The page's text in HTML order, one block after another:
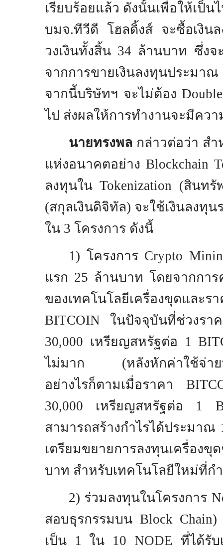
เรียบร้อยแล้ว ดังนั้นเพื่อให้เป็
บมจ.ทีวีดี โฮลดิ้งส์ จะซื้อเงิน
วงเงินทั้งสิ้น 34 ล้านบาท ซึ่ง
จากการขายเงินลงทุนประมาณ
จากนี้บริษัทฯ จะไม่ต้อง
ไป ส่งผลให้การทํางานจะมีคว
นายทรงพล กล่าวต่อว่า ส
แห่งอนาคตอย่าง Blockchain
ลงทุนในTokenization (สินท
(สกุลเงินดิจิทัล) จะใช้เงินลงทุ
ใน 3 โครงการ ดังนี้
1) โครงการ Crypto
แรก 25 ล้านบาท โดยจากกา
ของเทคโนโลยีเครื่องขุดและร
BITCOIN ในปัจจุบันที่ช่วงร
30,000 เหรียญสหรัฐต่อ 1
ไม่มาก (หลังหักค่าใช้จ่ายทั้
อย่างไรก็ตามเมื่อราคา
30,000 เหรียญสหรัฐต่อ 1
สามารถสร้างกำไรได้ประมาณ
เตรียมขยายการลงทุนเครื่อง
บาท สําหรับเทคโนโลยีใหม่ที่กํ
2) ร่วมลงทุนในโครงการ
สอบธุรกรรมบน Block Chain)
เป็น 1 ใน 10 NODE ที่ได้รั